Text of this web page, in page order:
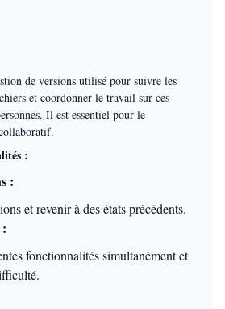
de versions utilisé pour suivre les
et coordonner le travail sur ces
Il est essentiel pour le
:
:
et revenir à des états précédents.
fonctionnalités simultanément et